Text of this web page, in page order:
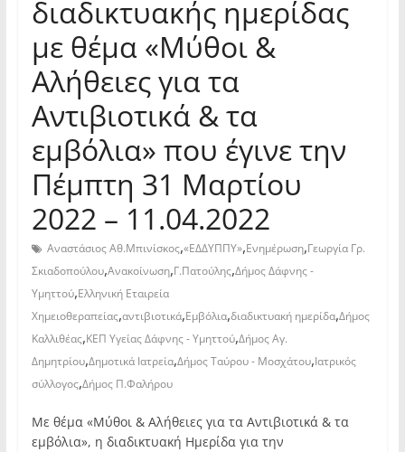
διαδικτυακής ημερίδας
με θέμα «Μύθοι &
Αλήθειες για τα
Αντιβιοτικά & τα
εμβόλια» που έγινε την
Πέμπτη 31 Μαρτίου
2022 – 11.04.2022
Αναστάσιος Αθ.Μπινίσκος,«ΕΔΔΥΠΠΥ»,Ενημέρωση,Γεωργία Γρ.
Σκιαδοπούλου,Ανακοίνωση,Γ.Πατούλης,Δήμος Δάφνης -
Υμηττού,Ελληνική Εταιρεία
Χημειοθεραπείας,αντιβιοτικά,Εμβόλια,διαδικτυακή ημερίδα,Δήμος
Καλλιθέας,ΚΕΠ Υγείας Δάφνης - Υμηττού,Δήμος Αγ.
Δημητρίου,Δημοτικά Ιατρεία,Δήμος Ταύρου - Μοσχάτου,Ιατρικός
σύλλογος,Δήμος Π.Φαλήρου
Με θέμα «Μύθοι & Αλήθειες για τα Αντιβιοτικά & τα
εμβόλια», η διαδικτυακή Ημερίδα για την